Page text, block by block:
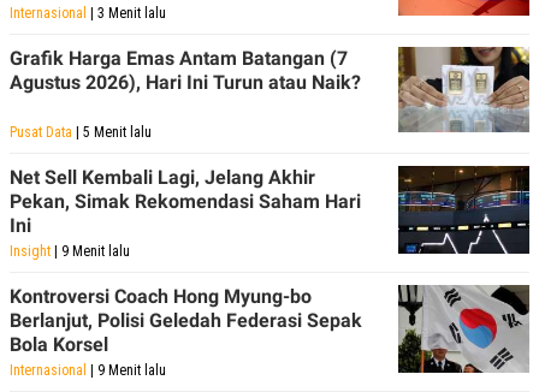
Internasional | 3 Menit lalu
Grafik Harga Emas Antam Batangan (7
Agustus 2026), Hari Ini Turun atau Naik?
Pusat Data | 5 Menit lalu
Net Sell Kembali Lagi, Jelang Akhir
Pekan, Simak Rekomendasi Saham Hari
Ini
Insight | 9 Menit lalu
Kontroversi Coach Hong Myung-bo
Berlanjut, Polisi Geledah Federasi Sepak
Bola Korsel
Internasional | 9 Menit lalu